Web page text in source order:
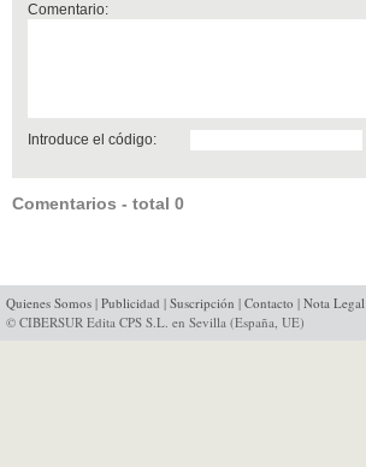
Comentario:
Introduce el código:
Comentarios - total 0
Quienes Somos | Publicidad | Suscripción | Contacto | Nota Legal
© CIBERSUR Edita CPS S.L. en Sevilla (España, UE)